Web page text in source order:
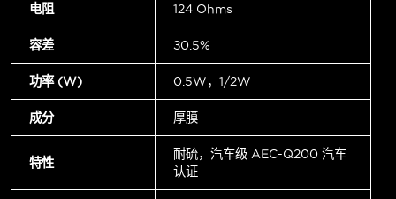
电阻 124 Ohms
容差 ±0.5%
功率 (W) 0.5W，1/2W
成分 厚膜
特性
耐硫，汽车级 AEC-Q200 汽车
认证